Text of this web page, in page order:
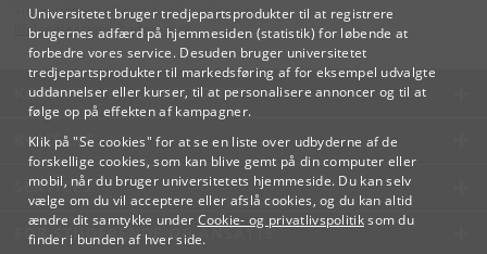
Universitetet bruger tredjepartsprodukter til at registrere
brugernes adfærd på hjemmesiden (statistik) for løbende at
forbedre vores service. Desuden bruger universitetet
tredjepartsprodukter til markedsføring af for eksempel udvalgte
uddannelser eller kurser, til at personalisere annoncer og til at
følge op på effekten af kampagner.
Klik på "Se cookies" for at se en liste over udbyderne af de
forskellige cookies, som kan blive gemt på din computer eller
mobil, når du bruger universitetets hjemmeside. Du kan selv
vælge om du vil acceptere eller afslå cookies, og du kan altid
ændre dit samtykke under Cookie- og privatlivspolitiksom du
finder i bunden af hver side.
Videreuddannelse og Livslang Læring
lifelonglearning@adm.ku.dk
KØBENHAVNS UNIVERSITET
KONTAKT
SERVICES
FOR STUDERENDE OG ANSATTE